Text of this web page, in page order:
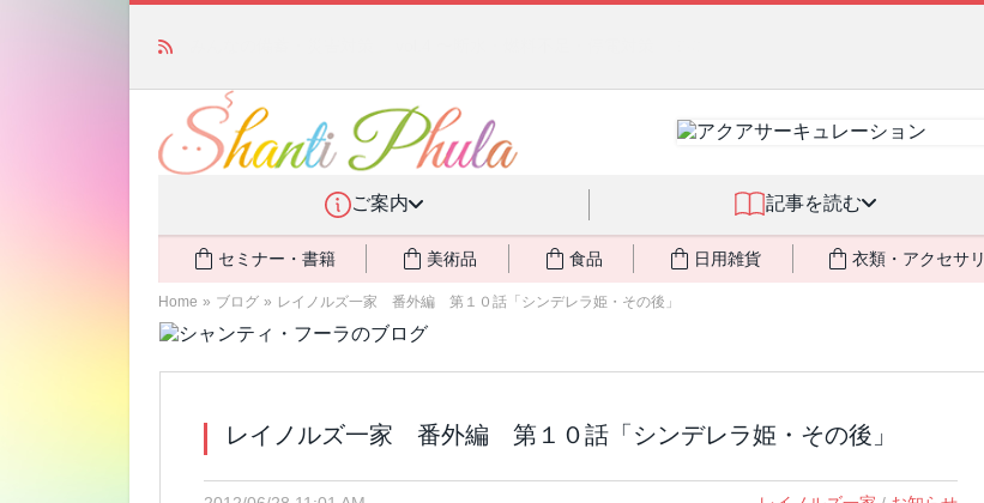
ご案内 記事を読む
セミナー・書籍 美術品 食品 日用雑貨 衣類・アクセサリ
Home » ブログ » レイノルズ一家 番外編 第１０話「シンデレラ姫・その後」
レイノルズ一家 番外編 第１０話「シンデレラ姫・その後」